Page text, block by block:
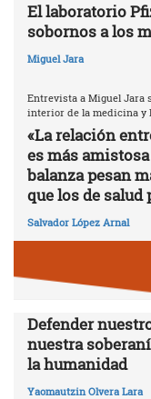
El laboratorio
sobornos a los
Miguel Jara
Entrevista a Miguel Jara
interior de la medicina
«La relación
es más
balanza pesan
que los de salud
Salvador López Arnal
Defender
nuestra
la humanidad
Yaomautzin Olvera Lara